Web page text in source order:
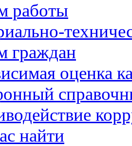
работы
граждан
оценка
найти